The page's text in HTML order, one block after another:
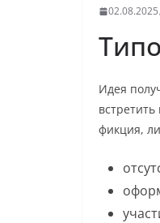
02.08.2025
Идея
фикция,